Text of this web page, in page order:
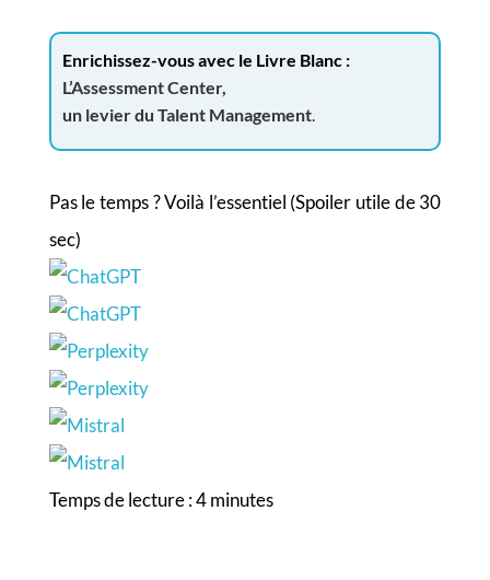
Enrichissez-vous avec le Livre Blanc :
L’Assessment Center,
un levier du Talent Management.
Pas le temps ? Voilà l’essentiel (Spoiler utile de 30
sec)
Temps de lecture :4 minutes